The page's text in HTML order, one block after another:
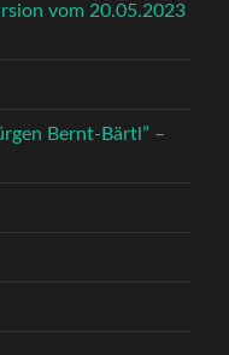
vom 20.05.2023
Bernt-Bärtl” –